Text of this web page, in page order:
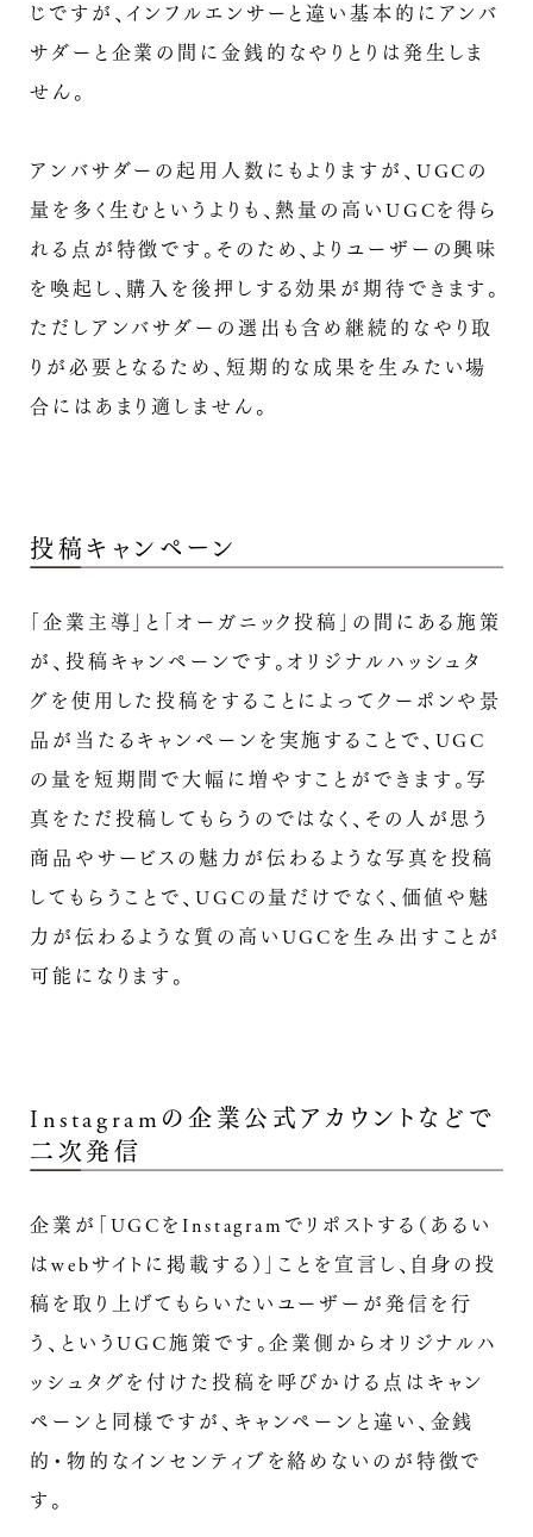
じですが、インフルエンサーと違い基本的にアンバ
サダーと企業の間に金銭的なやりとりは発生しま
せん。
アンバサダーの起用人数にもよりますが、UGCの
量を多く生むというよりも、熱量の高いUGCを得ら
れる点が特徴です。そのため、よりユーザーの興味
を喚起し、購入を後押しする効果が期待できます。
ただしアンバサダーの選出も含め継続的なやり取
りが必要となるため、短期的な成果を生みたい場
合にはあまり適しません。
投稿キャンペーン
「企業主導」と「オーガニック投稿」の間にある施策
が、投稿キャンペーンです。オリジナルハッシュタ
グを使用した投稿をすることによってクーポンや景
品が当たるキャンペーンを実施することで、UGC
の量を短期間で大幅に増やすことができます。写
真をただ投稿してもらうのではなく、その人が思う
商品やサービスの魅力が伝わるような写真を投稿
してもらうことで、UGCの量だけでなく、価値や魅
力が伝わるような質の高いUGCを生み出すことが
可能になります。
Instagramの企業公式アカウントなどで
二次発信
企業が「UGCをInstagramでリポストする（あるい
はwebサイトに掲載する）」ことを宣言し、自身の投
稿を取り上げてもらいたいユーザーが発信を行
う、というUGC施策です。企業側からオリジナルハ
ッシュタグを付けた投稿を呼びかける点はキャン
ペーンと同様ですが、キャンペーンと違い、金銭
的・物的なインセンティブを絡めないのが特徴で
す。